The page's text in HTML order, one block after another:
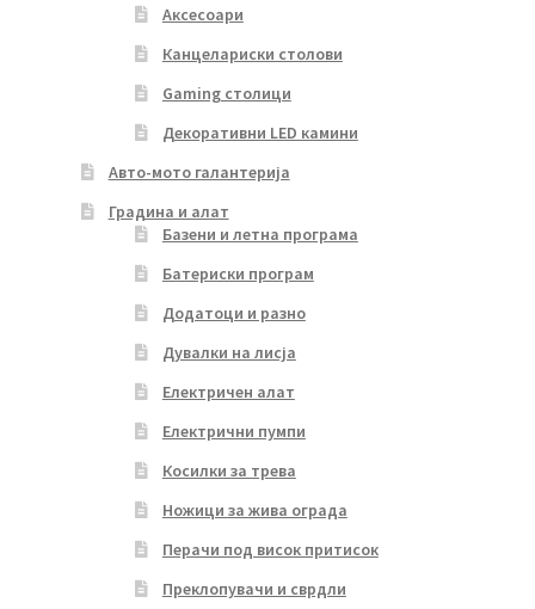
Аксесоари
Канцелариски столови
Gaming столици
Декоративни LED камини
Авто-мото галантерија
Градина и алат
Базени и летна програма
Батериски програм
Додатоци и разно
Дувалки на лисја
Електричен алат
Електрични пумпи
Косилки за трева
Ножици за жива ограда
Перачи под висок притисок
Преклопувачи и сврдли